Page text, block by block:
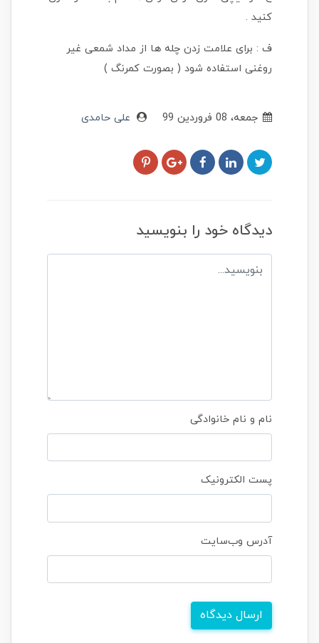
کنید .
ف : برای علامت زدن چله ها از مداد شمعی غیر
روغنی استفاده شود ( بصورت کمرنگ )
جمعه، 08 فروردین 99 علی حامدی
دیدگاه خود را بنویسید
نام و نام خانوادگی
پست الکترونیک
آدرس وب‌سایت
ارسال دیدگاه